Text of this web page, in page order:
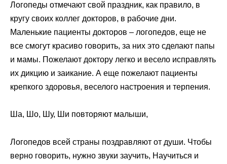
Логопеды отмечают свой праздник, как правило, в
кругу своих коллег докторов, в рабочие дни.
Маленькие пациенты докторов – логопедов, еще не
все смогут красиво говорить, за них это сделают папы
и мамы. Пожелают доктору легко и весело исправлять
их дикцию и заикание. А еще пожелают пациенты
крепкого здоровья, веселого настроения и терпения.
Ша, Шо, Шу, Ши повторяют малыши,
Логопедов всей страны поздравляют от души. Чтобы
верно говорить, нужно звуки заучить, Научиться и